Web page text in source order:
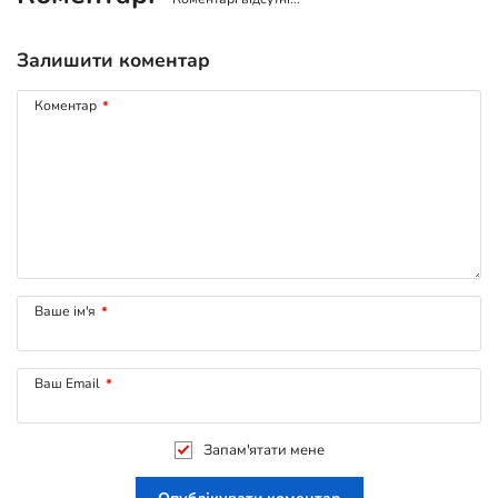
Залишити коментар
Коментар *
Ваше ім'я *
Ваш Email *
Запам'ятати мене